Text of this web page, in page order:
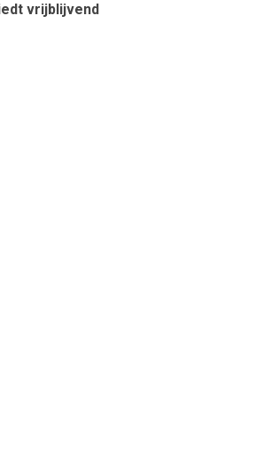
vrijblijvend